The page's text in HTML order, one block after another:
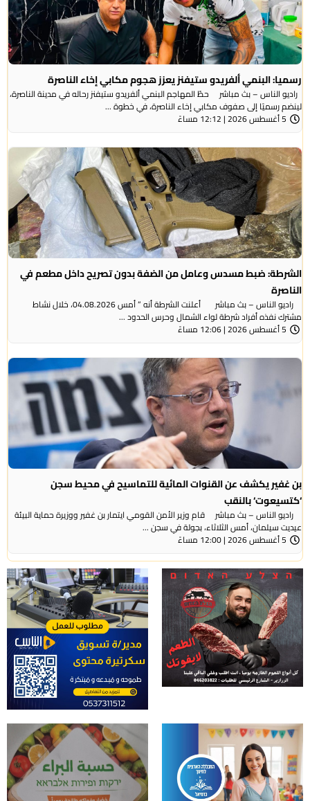
رسميا: البنمي ألفريدو ستيفنز يعزز هجوم مكابي إخاء الناصرة
راديو الناس – بث مباشر حطّ المهاجم البنمي ألفريدو ستيفنز رحاله في مدينة الناصرة،
لينضم رسميًا إلى صفوف مكابي إخاء الناصرة، في خطوة ...
5 أغسطس 2026 | 12:12 مساءً
الشرطة: ضبط مسدس وعامل من الضفة بدون تصريح داخل مطعم في
الناصرة
راديو الناس – بث مباشر أعلنت الشرطة أنه ” أمس 04.08.2026، خلال نشاط
مشترك نفذه أفراد شرطة لواء الشمال وحرس الحدود ...
5 أغسطس 2026 | 12:06 مساءً
بن غفير يكشف عن القنوات المائية للتماسيح في محيط سجن
‘كتسيعوت‘ بالنقب
راديو الناس – بث مباشر قام وزير الأمن القومي ايتمار بن غفير ووزيرة حماية البيئة
عيديت سيلمان، أمس الثلاثاء، بجولة في سجن ...
5 أغسطس 2026 | 12:00 مساءً